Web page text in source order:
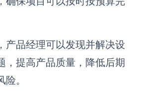
产品经理可以发现并解决设
，提高产品质量，降低后期
。